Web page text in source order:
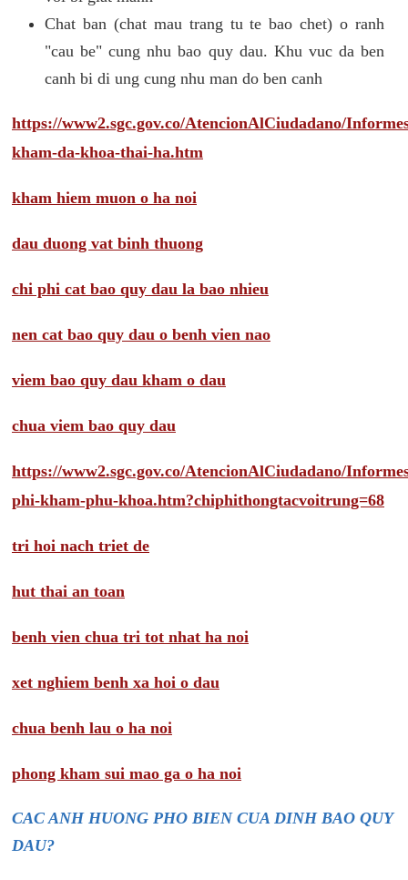
Chat ban (chat mau trang tu te bao chet) o ranh
"cau be" cung nhu bao quy dau. Khu vuc da ben
canh bi di ung cung nhu man do ben canh
https://www2.sgc.gov.co/AtencionAlCiudadano/
kham-da-khoa-thai-ha.htm
kham hiem muon o ha noi
dau duong vat binh thuong
chi phi cat bao quy dau la bao nhieu
nen cat bao quy dau o benh vien nao
viem bao quy dau kham o dau
chua viem bao quy dau
https://www2.sgc.gov.co/AtencionAlCiudadano/
phi-kham-phu-khoa.htm?chiphithongtacvoitrung=68
tri hoi nach triet de
hut thai an toan
benh vien chua tri tot nhat ha noi
xet nghiem benh xa hoi o dau
chua benh lau o ha noi
phong kham sui mao ga o ha noi
CAC ANH HUONG PHO BIEN CUA DINH BAO QUY
DAU?